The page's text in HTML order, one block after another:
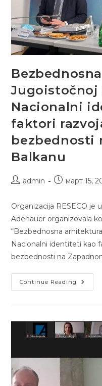
Jugoistočnoj
Nacionalni
faktori
bezbednosti
Balkanu
Postadmin
Postмарт 15,
Organizacija RESECO je
Adenauer organizovala
“Bezbednosna
Nacionalni identiteti kao
bezbednosti na
Continue Reading
Kao
I